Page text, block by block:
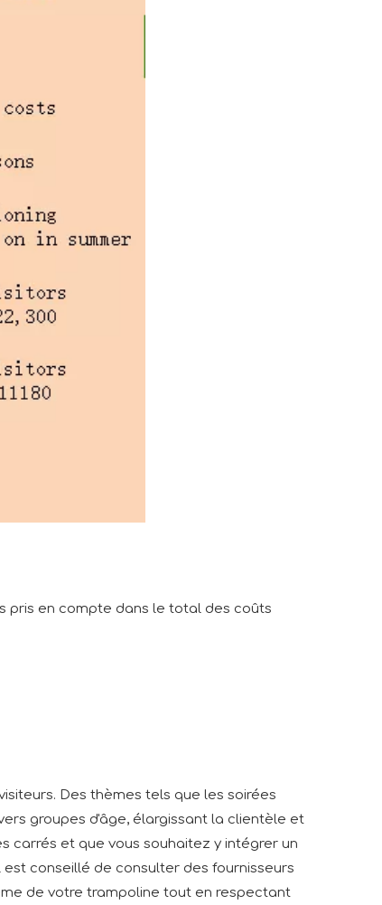
pris en compte dans le total des coûts
Des thèmes tels que les soirées
groupes d'âge, élargissant la clientèle et
carrés et que vous souhaitez y intégrer un
est conseillé de consulter des fournisseurs
de votre trampoline tout en respectant